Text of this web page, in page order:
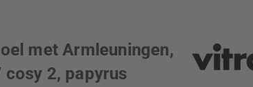
met Armleuningen,
2, papyrus